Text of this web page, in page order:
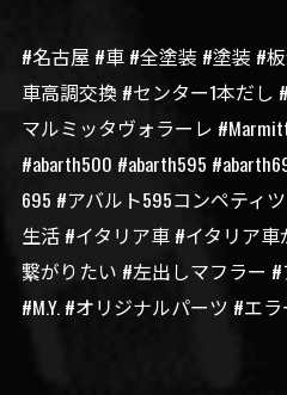
#名古屋 #車 #全塗装 #塗装 #
車高調交換 #センター1本だし
マルミッタヴォラーレ
#abarth500 #abarth595
695 #アバルト595コンペティ
生活 #イタリア車 #イタリア
繋がりたい #左出しマフラー
#M.Y. #オリジナルパーツ #エ